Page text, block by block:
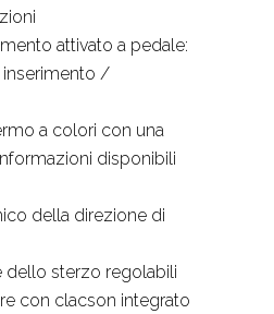
attivato a pedale:
/
a colori con una
disponibili
della direzione di
dello sterzo regolabili
con clacson integrato